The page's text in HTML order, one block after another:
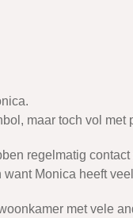
maar toch vol met
regelmatig
Monica heeft
met vele